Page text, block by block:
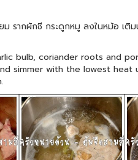
ยม รากผักชี กระดูกหมู ลงในหม้อ เ
bulb, coriander roots and
simmer with the lowest